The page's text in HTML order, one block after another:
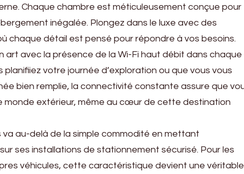
Chaque chambre est méticuleusement conçue pour
inégalée. Plongez dans le luxe avec des
chaque détail est pensé pour répondre à vos besoins.
art avec la présence de la Wi-Fi haut débit dans chaque
planifiiez votre journée d’exploration ou que vous vous
bien remplie, la connectivité constante assure que
monde extérieur, même au cœur de cette destination
va au-delà de la simple commodité en mettant
ses installations de stationnement sécurisé. Pour les
véhicules, cette caractéristique devient une véritable